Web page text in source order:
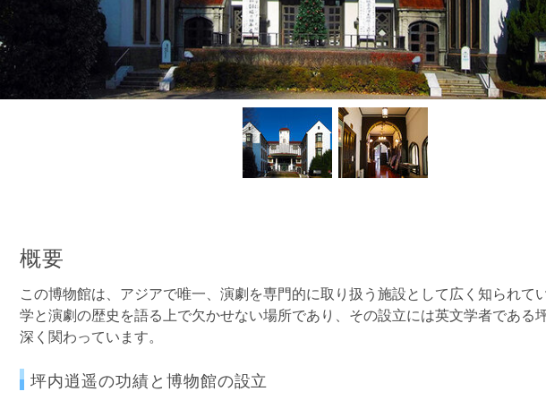
概要
この博物館は、アジアで唯一、演劇を専門的に取り扱う施設として広く知られて
学と演劇の歴史を語る上で欠かせない場所であり、その設立には英文学者である
深く関わっています。
坪内逍遥の功績と博物館の設立